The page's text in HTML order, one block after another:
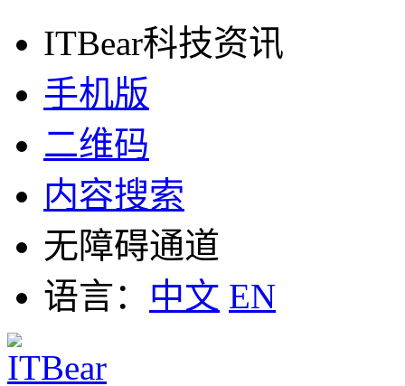
ITBear科技资讯
手机版
二维码
内容搜索
无障碍通道
语言： 中文 EN